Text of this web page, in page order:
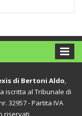
di Bertoni Aldo
iscritta al Tribunale di
32957 - Partita IVA
riservati